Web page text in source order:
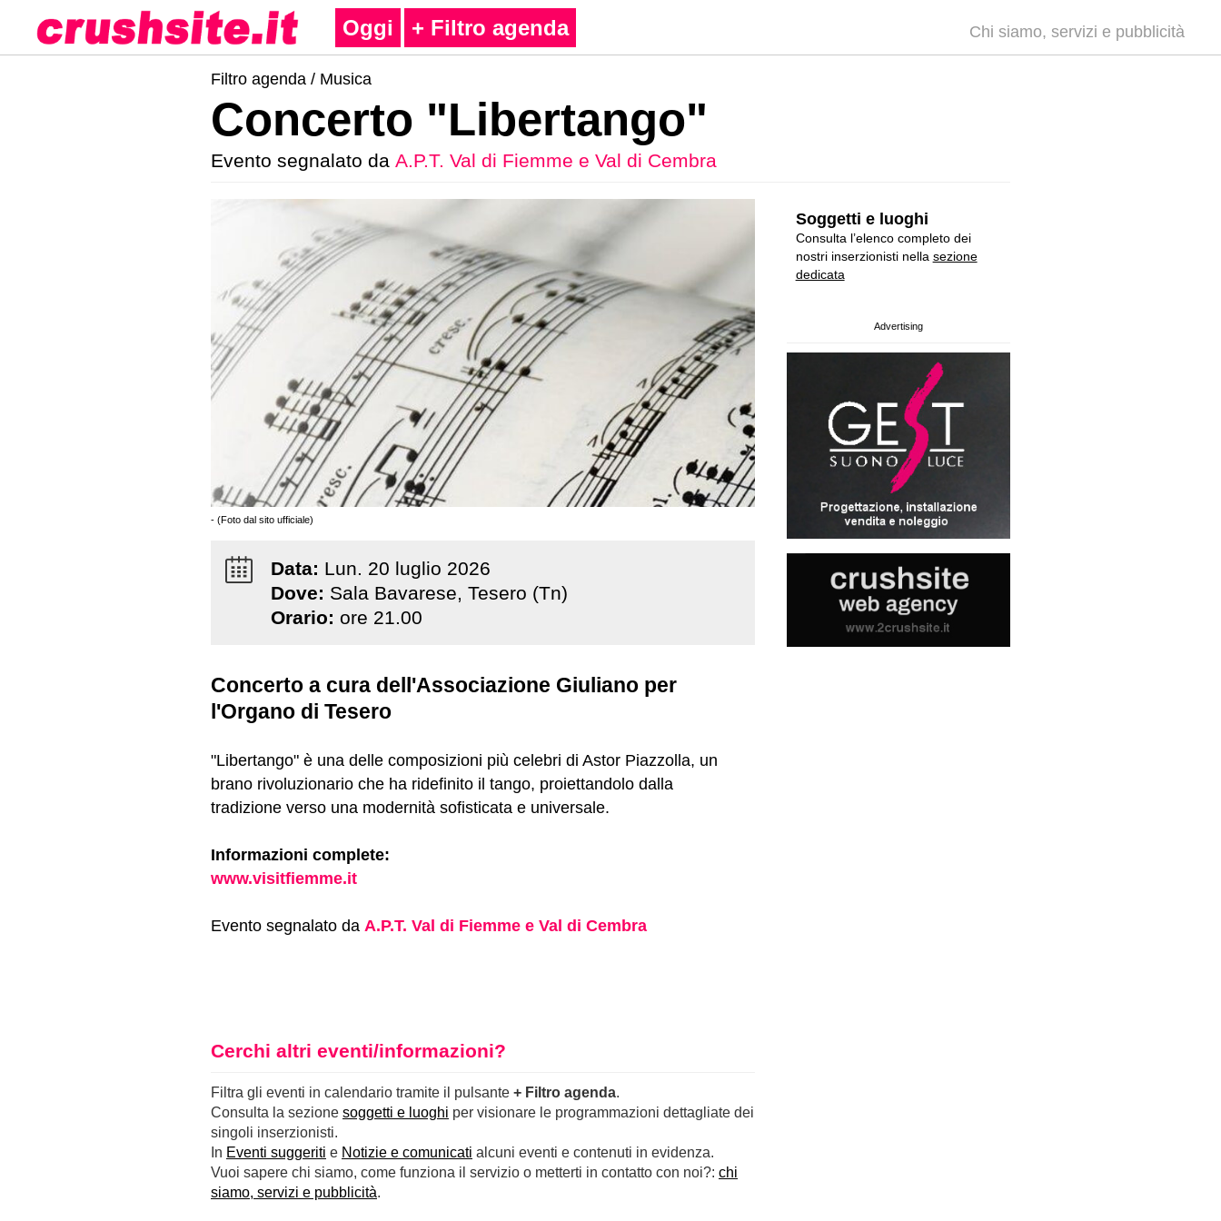
Oggi + Filtro agenda Chi siamo, servizi e pubblicità
Filtro agenda / Musica
Concerto "Libertango"
Evento segnalato da A.P.T. Val di Fiemme e Val di Cembra
- (Foto dal sito ufficiale)
Data: Lun. 20 luglio 2026
Dove: Sala Bavarese, Tesero (Tn)
Orario: ore 21.00
Concerto a cura dell'Associazione Giuliano per
l'Organo di Tesero
"Libertango" è una delle composizioni più celebri di Astor Piazzolla, un
brano rivoluzionario che ha ridefinito il tango, proiettandolo dalla
tradizione verso una modernità sofisticata e universale.
Informazioni complete:
www.visitfiemme.it
Evento segnalato da A.P.T. Val di Fiemme e Val di Cembra
Cerchi altri eventi/informazioni?
Filtra gli eventi in calendario tramite il pulsante + Filtro agenda.
Consulta la sezione soggetti e luoghi per visionare le programmazioni dettagliate dei
singoli inserzionisti.
In Eventi suggeriti e Notizie e comunicati alcuni eventi e contenuti in evidenza.
Vuoi sapere chi siamo, come funziona il servizio o metterti in contatto con noi?: chi
siamo, servizi e pubblicità.
Soggetti e luoghi
Consulta l’elenco completo dei
nostri inserzionisti nella sezione
dedicata
Advertising